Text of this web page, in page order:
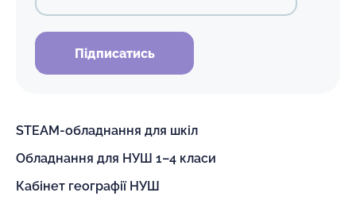
Підписатись
STEAM-обладнання для шкіл
Обладнання для НУШ 1–4 класи
Кабінет географії НУШ